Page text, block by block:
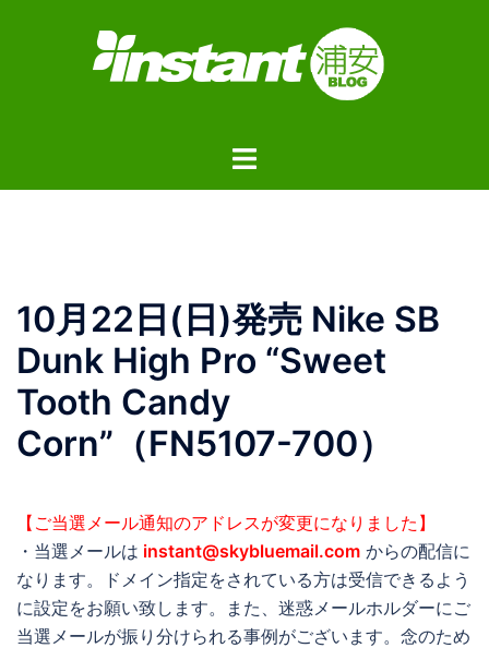
ト
ー
10月22日(日)発売 Nike SB
Dunk High Pro “Sweet
Tooth Candy
Corn”（FN5107-700）
【ご当選メール通知のアドレスが変更になりました】
・当選メールは instant@skybluemail.com からの配信に
なります。ドメイン指定をされている方は受信できるよう
に設定をお願い致します。また、迷惑メールホルダーにご
当選メールが振り分けられる事例がございます。念のため